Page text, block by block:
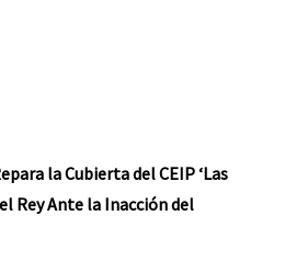
la Cubierta del CEIP ‘Las
Rey Ante la Inacción del